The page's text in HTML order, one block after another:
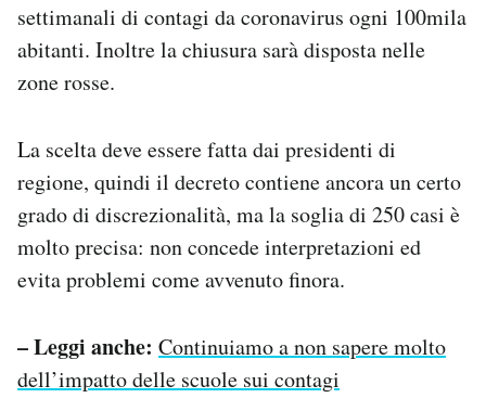
settimanali di contagi da coronavirus ogni 100mila
abitanti. Inoltre la chiusura sarà disposta nelle
zone rosse.
La scelta deve essere fatta dai presidenti di
regione, quindi il decreto contiene ancora un certo
grado di discrezionalità, ma la soglia di 250 casi è
molto precisa: non concede interpretazioni ed
evita problemi come avvenuto finora.
– Leggi anche: Continuiamo a non sapere molto
dell’impatto delle scuole sui contagi